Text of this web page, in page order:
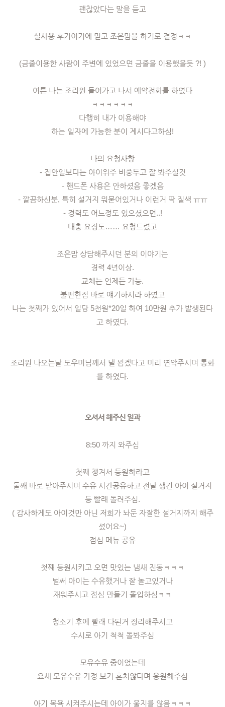
괜찮았다는 말을 듣고
실사용 후기이기에 믿고 조은맘을 하기로 결정ㅋㅋ
(금줄이용한 사람이 주변에 있었으면 금줄을 이용했을듯 ?! )
여튼 나는 조리원 들어가고 나서 예약전화를 하였다
ㅋㅋㅋㅋㅋㅋ
다행히 내가 이용해야
하는 일자에 가능한 분이 계시다고하심!
나의 요청사항
- 집안일보다는 아이위주 비중두고 잘 봐주실것
- 핸드폰 사용은 안하셨음 좋겠음
- 깔끔하신분, 특히 설거지 뭐묻어있거나 이런거 딱 질색 ㅠㅠ
- 경력도 어느정도 있으셨으면..!
대충 요정도…… 요청드렸고
조은맘 상담해주시던 분의 이야기는
경력 4년이상.
교체는 언제든 가능.
불편한점 바로 얘기하시라 하였고
나는 첫째가 있어서 일당 5천원*20일 하여 10만원 추가 발생된다
고 하였다.
조리원 나오는날 도우미님께서 낼 뵙겠다고 미리 연악주시며 통화
를 하였다.
오셔서 해주신 일과
8:50 까지 와주심
첫째 챙겨서 등원하라고
둘째 바로 받아주시며 수유 시간공유하고 전날 생긴 아이 설거지
등 빨래 돌려주심.
( 감사하게도 아이것만 아닌 저희가 놔둔 자잘한 설거지까지 해주
셨어요~)
점심 메뉴 공유
첫째 등원시키고 오면 맛있는 냄새 진동ㅋㅋㅋ
벌써 아이는 수유했거나 잘 놀고있거나
재워주시고 점심 만들기 돌입하심ㅋㅋ
청소기 후에 빨래 다된거 정리해주시고
수시로 아기 척척 돌봐주심
모유수유 중이었는데
요새 모유수유 가정 보기 흔치않다며 응원해주심
아기 목욕 시켜주시는데 아이가 울지를 않음ㅋㅋㅋ